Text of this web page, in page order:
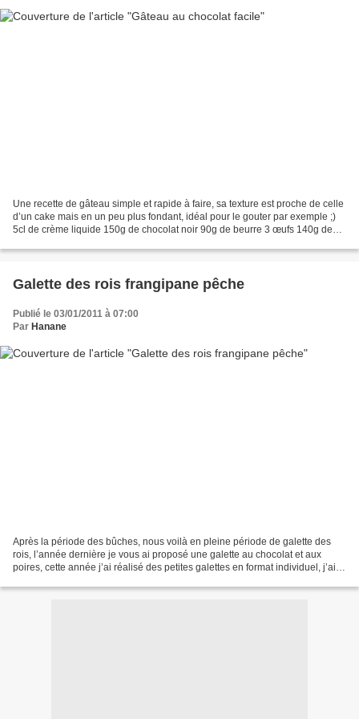
Une recette de gâteau simple et rapide à faire, sa texture est proche de celle
d’un cake mais en un peu plus fondant, idéal pour le gouter par exemple ;)
5cl de crème liquide 150g de chocolat noir 90g de beurre 3 œufs 140g de
Galette des rois frangipane pêche
Publié le 03/01/2011 à 07:00
Par Hanane
Après la période des bûches, nous voilà en pleine période de galette des
rois, l’année dernière je vous ai proposé une galette au chocolat et aux
poires, cette année j’ai réalisé des petites galettes en format individuel, j’ai